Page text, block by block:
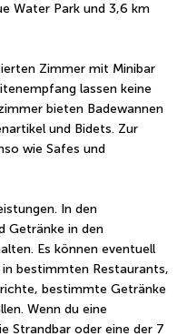
Water Park und 3,6 km
Zimmer mit Minibar
lassen keine
bieten Badewannen
und Bidets. Zur
wie Safes und
In den
Getränke in den
Es können eventuell
bestimmten Restaurants,
bestimmte Getränke
Wenn du eine
Strandbar oder eine der 7